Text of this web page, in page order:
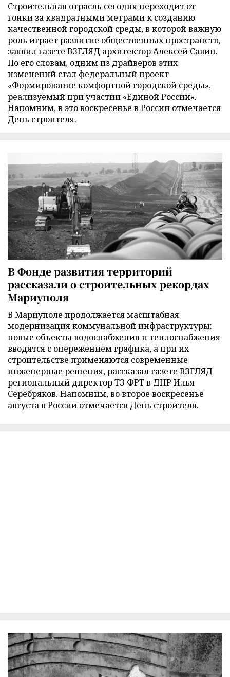
Строительная отрасль сегодня переходит от
гонки за квадратными метрами к созданию
качественной городской среды, в которой важную
роль играет развитие общественных пространств,
заявил газете ВЗГЛЯД архитектор Алексей Савин.
По его словам, одним из драйверов этих
изменений стал федеральный проект
«Формирование комфортной городской среды»,
реализуемый при участии «Единой России».
Напомним, в это воскресенье в России отмечается
День строителя.
В Фонде развития территорий
рассказали о строительных рекордах
Мариуполя
В Мариуполе продолжается масштабная
модернизация коммунальной инфраструктуры:
новые объекты водоснабжения и теплоснабжения
вводятся с опережением графика, а при их
строительстве применяются современные
инженерные решения, рассказал газете ВЗГЛЯД
региональный директор ТЗ ФРТ в ДНР Илья
Серебряков. Напомним, во второе воскресенье
августа в России отмечается День строителя.